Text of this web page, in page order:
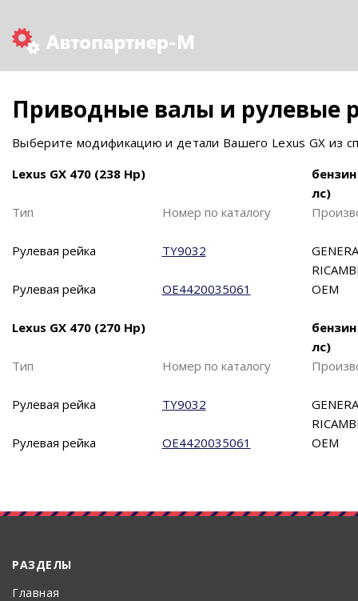
Приводные валы и рулевые
Выберите модификацию и детали Вашего Lexus GX из
Lexus GX 470 (238 Hp)
лс)
Тип
Номер по каталогу
Рулевая рейка TY9032
Рулевая рейка
OE4420035061 OEM
Lexus GX 470 (270 Hp)
лс)
Тип
Номер по каталогу
Рулевая рейка TY9032
Рулевая рейка
OE4420035061 OEM
РАЗДЕЛЫ
Главная